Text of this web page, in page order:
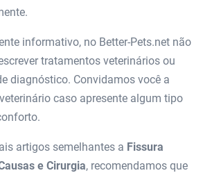
informativo, no Better-Pets.net não
tratamentos veterinários ou
diagnóstico. Convidamos você a
caso apresente algum tipo
artigos semelhantes a Fissura
e Cirurgia, recomendamos que